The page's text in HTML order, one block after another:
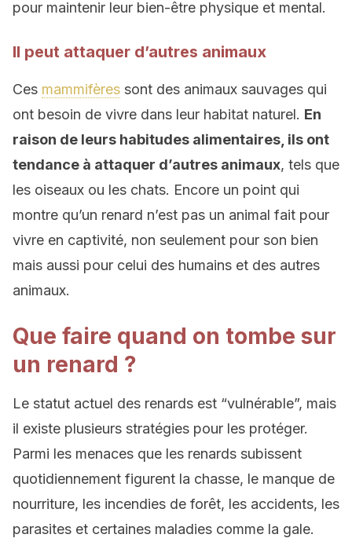
pour maintenir leur bien-être physique et mental.
Il peut attaquer d’autres animaux
Ces mammifères sont des animaux sauvages qui
ont besoin de vivre dans leur habitat naturel. En
raison de leurs habitudes alimentaires, ils ont
tendance à attaquer d’autres animaux, tels que
les oiseaux ou les chats. Encore un point qui
montre qu’un renard n’est pas un animal fait pour
vivre en captivité, non seulement pour son bien
mais aussi pour celui des humains et des autres
animaux.
Que faire quand on tombe sur
un renard ?
Le statut actuel des renards est “vulnérable”, mais
il existe plusieurs stratégies pour les protéger.
Parmi les menaces que les renards subissent
quotidiennement figurent la chasse, le manque de
nourriture, les incendies de forêt, les accidents, les
parasites et certaines maladies comme la gale.